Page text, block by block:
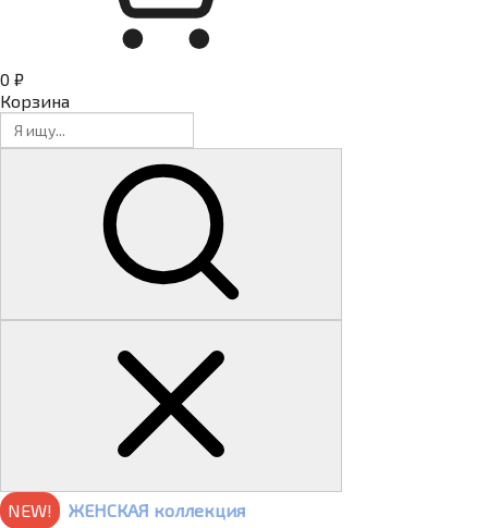
0 ₽
Корзина
NEW!
ЖЕНСКАЯ коллекция